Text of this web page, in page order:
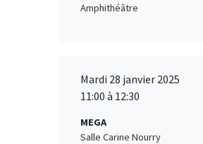
Amphithéâtre
Mardi 28 janvier 2025
11:00 à 12:30
MEGA
Salle Carine Nourry